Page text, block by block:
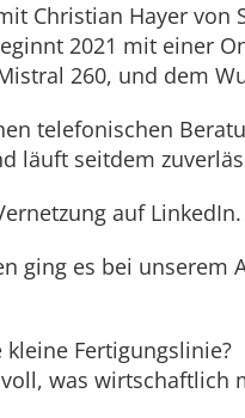
Christian Hayer von
2021 mit einer
260, und dem
telefonischen
läuft seitdem
auf LinkedIn.
ging es bei
Fertigungslinie?
was wirtschaftlich